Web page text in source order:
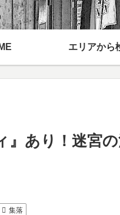
エリアから
』あり！迷宮
集落